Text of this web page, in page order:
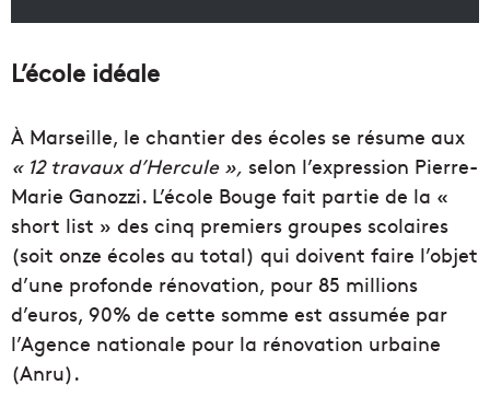
L’école idéale
À Marseille, le chantier des écoles se résume aux
« 12 travaux d’Hercule », selon l’expression Pierre-
Marie Ganozzi. L’école Bouge fait partie de la «
short list » des cinq premiers groupes scolaires
(soit onze écoles au total) qui doivent faire l’objet
d’une profonde rénovation, pour 85 millions
d’euros, 90% de cette somme est assumée par
l’Agence nationale pour la rénovation urbaine
(Anru).